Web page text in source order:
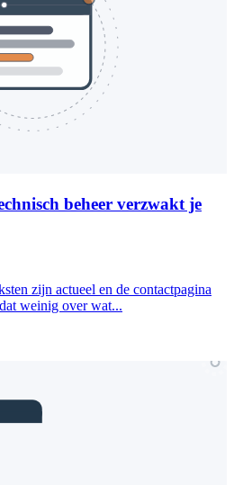
beheer verzwakt je
zijn actueel en de contactpagina
weinig over wat...